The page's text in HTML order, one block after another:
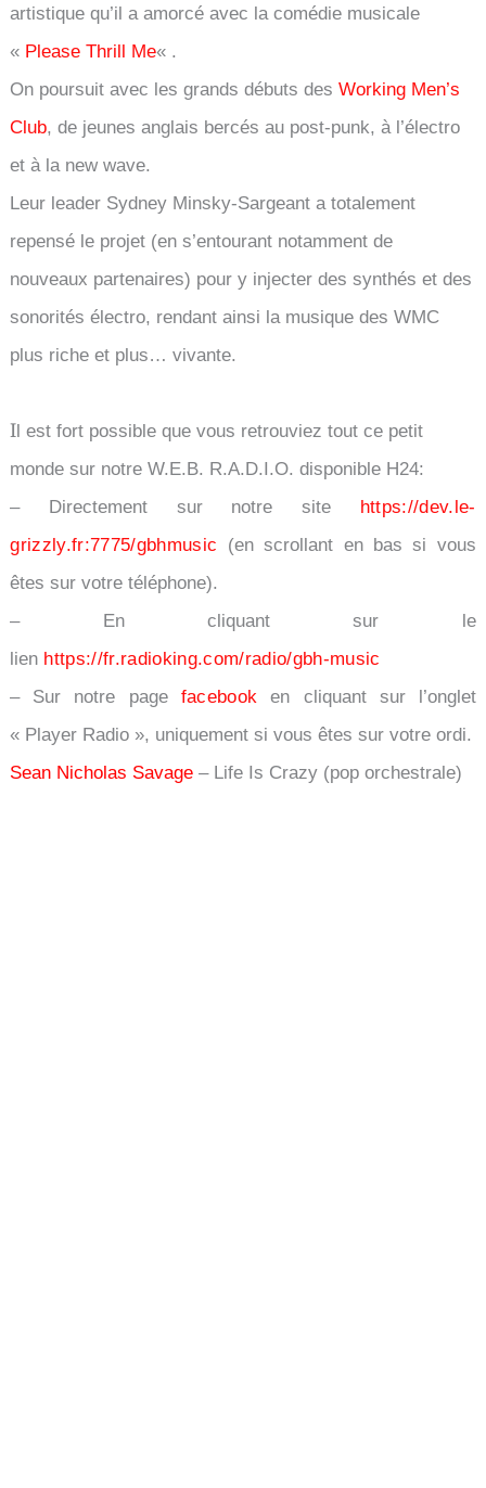
artistique qu’il a amorcé avec la comédie musicale
« Please Thrill Me« .
On poursuit avec les grands débuts desWorking Men’s
Club, de jeunes anglais bercés au post-punk, à l’électro
et à la new wave.
Leur leader Sydney Minsky-Sargeanta totalement
repensé le projet (en s’entourant notamment de
nouveaux partenaires) pour y injecter des synthés et des
sonorités électro, rendant ainsi la musique des WMC
plus riche et plus… vivante.
Il est fort possible que vous retrouviez tout ce petit
monde sur notre W.E.B. R.A.D.I.O. disponible H24:
– Directement sur notre site https://dev.le-
grizzly.fr:7775/gbhmusic (en scrollant en bas si vous
êtes sur votre téléphone).
– En cliquant sur le
lien https://fr.radioking.com/radio/gbh-music
– Sur notre page facebook en cliquant sur l’onglet
« Player Radio », uniquement si vous êtes sur votre ordi.
Sean Nicholas Savage – Life Is Crazy (pop orchestrale)